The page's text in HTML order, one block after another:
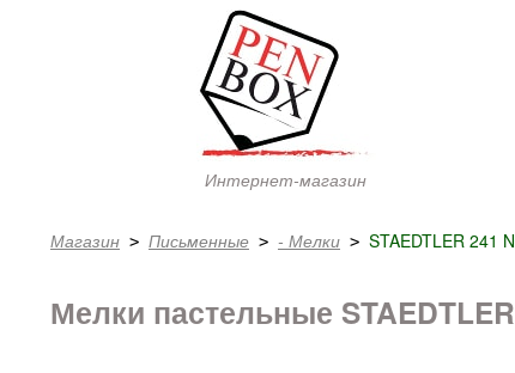
Интернет-магазин
Магазин > Письменные > - Мелки > STAEDTLER 241
Мелки пастельные